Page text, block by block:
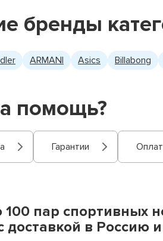
бренды
ARMANI Asics Billabong
помощь?
Гарантии
100 пар спортивных
доставкой в Россию